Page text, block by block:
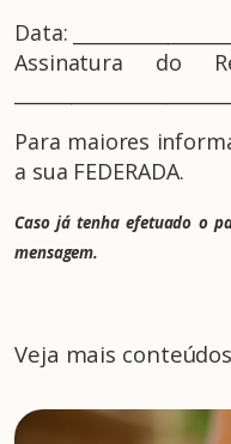
Data:
Assinatura do
Para maiores
a sua FEDERADA.
Caso já tenha efetuado o
mensagem.
Veja mais conteúdos